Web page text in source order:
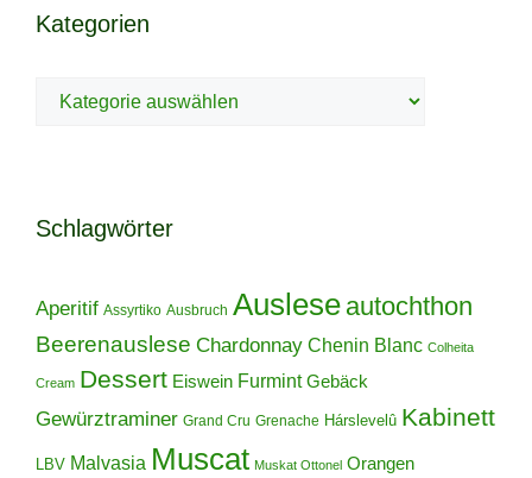
Kategorien
Kategorien
Schlagwörter
Aperitif Assyrtiko Ausbruch Auslese autochthon
Beerenauslese Chardonnay Chenin Blanc Colheita
Cream Dessert Eiswein Furmint Gebäck
Gewürztraminer Grand Cru Grenache Hárslevelû Kabinett
LBV Malvasia Muscat Muskat Ottonel Orangen